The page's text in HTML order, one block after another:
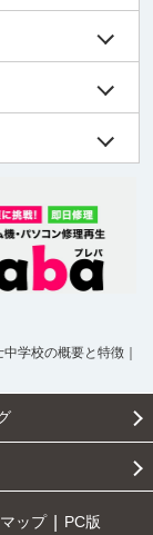
中学校の概要と特徴｜
ップ
PC版